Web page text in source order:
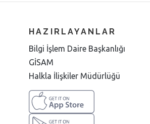
HAZIRLAYANLAR
Bilgi İşlem Daire Başkanlığı
GİSAM
Halkla İlişkiler Müdürlüğü